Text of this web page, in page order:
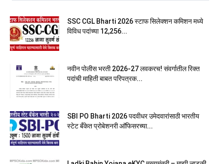
SSC CGL Bharti 2026 स्टाफ सिलेक्शन कमिशन मध्ये
विविध पदांच्या 12,256...
नवीन पोलीस भरती 2026-27 लवकरच! संवर्गातील रिक्त
पदांची माहिती बाबत परिपत्रक...
SBI PO Bharti 2026 पदवीधर उमेदवारांसाठी भारतीय
स्टेट बँकेत प्रोबेशनरी आ‍ॅफिसरच्या...